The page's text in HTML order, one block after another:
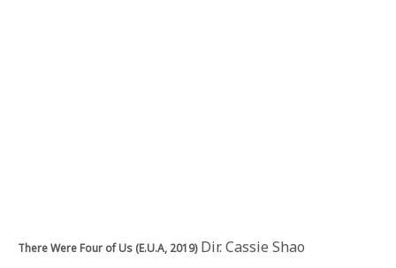
There Were Four of Us (E.U.A, 2019)Dir. Cassie Shao